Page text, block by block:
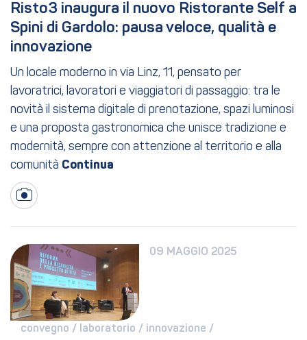
Risto3 inaugura il nuovo Ristorante Self a
Spini di Gardolo: pausa veloce, qualità e
innovazione
Un locale moderno in via Linz, 11, pensato per
lavoratrici, lavoratori e viaggiatori di passaggio: tra le
novità il sistema digitale di prenotazione, spazi luminosi
e una proposta gastronomica che unisce tradizione e
modernità, sempre con attenzione al territorio e alla
comunità
09 MAGGIO 2025
convegno / laboratorio / innovazione /